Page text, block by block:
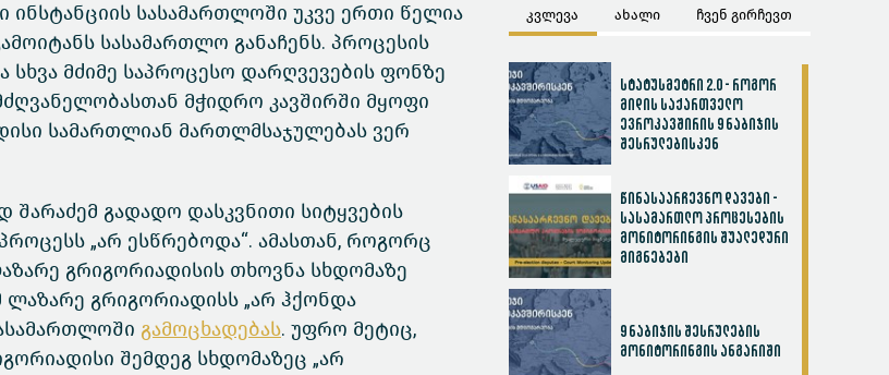
ინსტანციის სასამართლოში უკვე ერთი წელია
სასამართლო განაჩენს. პროცესის
მძიმე საპროცესო დარღვევების ფონზე
მჭიდრო კავშირში მყოფი
სამართლიან მართლმსაჯულებას ვერ
შარაძემ გადადო დასკვნითი სიტყვების
„არ ესწრებოდა“. ამასთან, როგორც
გრიგორიადისის თხოვნა სხდომაზე
ლაზარე გრიგორიადისს „არ ჰქონდა
გამოცხადებას. უფრო მეტიც,
შემდეგ სხდომაზეც „არ
კვლევა ახალი ჩვენ გირჩევთ
სტატუსმეტრი 2.0 - როგორ
მიდის საქართველო
ევროკავშირის 9 ნაბიჯის
შესრულებისკენ
წინასაარჩევნო დავები -
სასამართლო პროცესების
მონიტორინგის შუალედური
მიგნებები
9 ნაბიჯის შესრულების
მონიტორინგის ანგარიში